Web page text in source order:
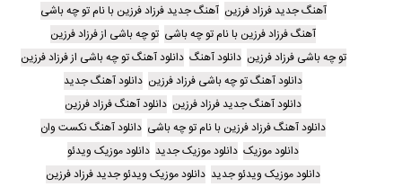
آهنگ جدید فرزاد فرزین آهنگ جدید فرزاد فرزین با نام تو چه باشی
آهنگ فرزاد فرزین با نام تو چه باشی تو چه باشی از فرزاد فرزین
تو چه باشی فرزاد فرزین دانلود آهنگ دانلود آهنگ تو چه باشی از فرزاد فرزین
دانلود آهنگ تو چه باشی فرزاد فرزین دانلود آهنگ جدید
دانلود آهنگ جدید فرزاد فرزین دانلود آهنگ فرزاد فرزین
دانلود آهنگ فرزاد فرزین با نام تو چه باشی دانلود آهنگ نکست وان
دانلود موزیک دانلود موزیک جدید دانلود موزیک ویدئو
دانلود موزیک ویدئو جدید دانلود موزیک ویدئو جدید فرزاد فرزین